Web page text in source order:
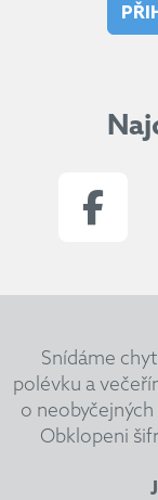
Snídáme
polévku a
o
Obklopeni